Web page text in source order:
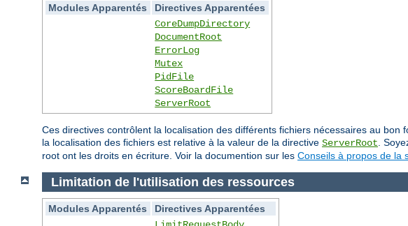
Modules Apparentés
Directives Apparentées
CoreDumpDirectory
DocumentRoot
ErrorLog
Mutex
PidFile
ScoreBoardFile
ServerRoot
Ces directives contrôlent la localisation des différents fichiers nécessaires au
la localisation des fichiers est relative à la valeur de la directive ServerRoot .
root ont les droits en écriture. Voir la documention sur les Conseils à propos de la
Limitation de l'utilisation des ressources
Modules Apparentés
Directives Apparentées